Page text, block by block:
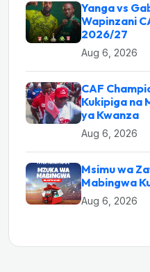
Yanga vs
Wapinzani
2026/27
Aug 6, 2026
CAF
Kukipiga na
ya Kwanza
Aug 6, 2026
Msimu wa
Mabingwa
Aug 6, 2026